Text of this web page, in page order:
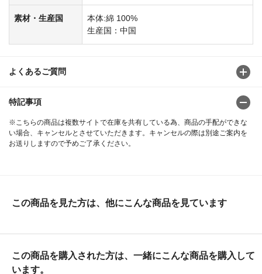
素材・生産国
本体:綿 100%
生産国：中国
よくあるご質問
特記事項
※こちらの商品は複数サイトで在庫を共有している為、商品の手配ができな
い場合、キャンセルとさせていただきます。キャンセルの際は別途ご案内を
お送りしますので予めご了承ください。
この商品を見た方は、他にこんな商品を見ています
この商品を購入された方は、一緒にこんな商品を購入して
います。